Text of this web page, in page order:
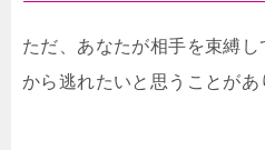
ただ、あなたが相手を束縛
から逃れたいと思うことがあ